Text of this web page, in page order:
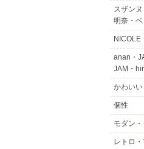
スザン
明奈・
NICOLE
anan・
JAM・
かわい
個性
モダン
レトロ